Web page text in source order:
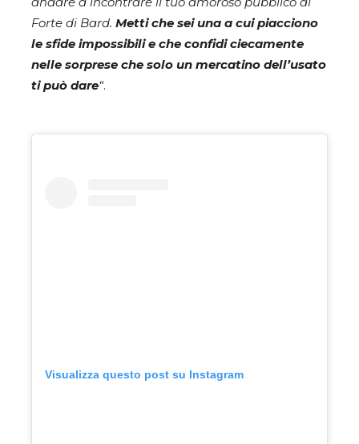
Forte di Bard. Metti che sei una a cui piacciono
le sfide impossibili e che confidi ciecamente
nelle sorprese che solo un mercatino dell’usato
ti può dare“.
Visualizza questo post su Instagram